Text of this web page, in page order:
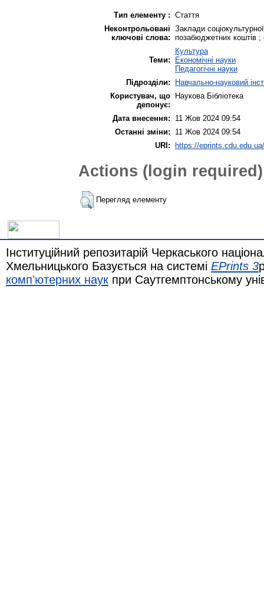
Тип елементу : Стаття
Неконтрольовані
ключові слова:
Заклади
позабюджетних коштів ;
Теми:
Культура
Економічні науки
Педагогічні науки
Підрозділи:
Навчально-науковий
Користувач, що
депонує:
Наукова Бібліотека
Дата внесення:
11 Жов 2024 09:54
Останні зміни:
11 Жов 2024 09:54
URI: https://
Actions (login required)
Перегляд елементу
Інституційний репозитарій Черкаського
Хмельницького Базується на системі EPrints 3
комп'ютерних наук при Саутгемптонському